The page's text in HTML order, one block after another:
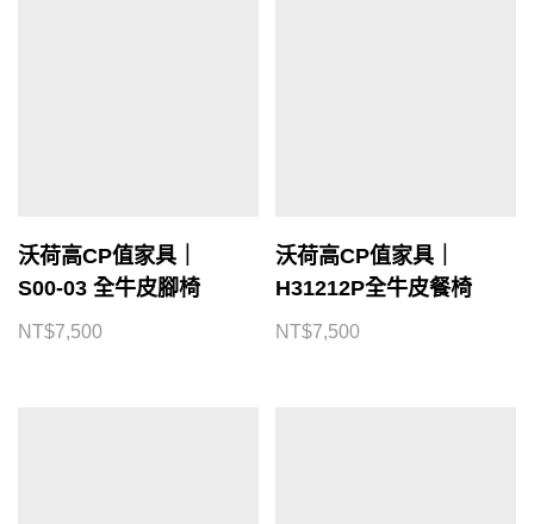
沃荷高CP值家具｜
S00-03 全牛皮腳椅
NT$7,500
沃荷高CP值家具｜
H31212P全牛皮餐椅
NT$7,500